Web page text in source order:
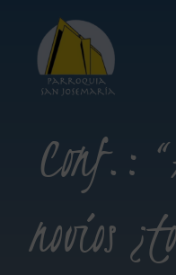
Conf.:
novios